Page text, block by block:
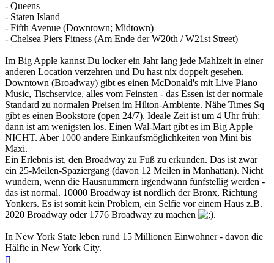
- Queens
- Staten Island
- Fifth Avenue (Downtown; Midtown)
- Chelsea Piers Fitness (Am Ende der W20th / W21st Street)
Im Big Apple kannst Du locker ein Jahr lang jede Mahlzeit in einer
anderen Location verzehren und Du hast nix doppelt gesehen.
Downtown (Broadway) gibt es einen McDonald's mit Live Piano
Music, Tischservice, alles vom Feinsten - das Essen ist der normale
Standard zu normalen Preisen im Hilton-Ambiente. Nähe Times Sq
gibt es einen Bookstore (open 24/7). Ideale Zeit ist um 4 Uhr früh;
dann ist am wenigsten los. Einen Wal-Mart gibt es im Big Apple
NICHT. Aber 1000 andere Einkaufsmöglichkeiten von Mini bis
Maxi.
Ein Erlebnis ist, den Broadway zu Fuß zu erkunden. Das ist zwar
ein 25-Meilen-Spaziergang (davon 12 Meilen in Manhattan). Nicht
wundern, wenn die Hausnummern irgendwann fünfstellig werden -
das ist normal. 10000 Broadway ist nördlich der Bronx, Richtung
Yonkers. Es ist somit kein Problem, ein Selfie vor einem Haus z.B.
2020 Broadway oder 1776 Broadway zu machen
.
In New York State leben rund 15 Millionen Einwohner - davon die
Hälfte in New York City.